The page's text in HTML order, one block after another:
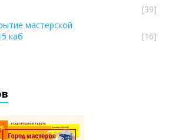
[39]
мастерской
каб
[16]